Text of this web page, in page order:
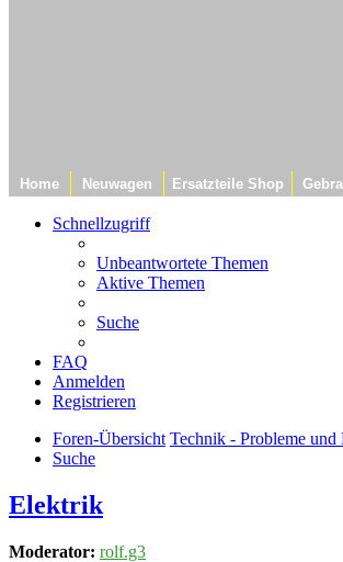
Home Neuwagen Ersatzteile Shop
Schnellzugriff
Unbeantwortete Themen
Aktive Themen
Suche
FAQ
Anmelden
Registrieren
Foren-Übersicht Technik - Probleme und
Suche
Elektrik
Moderator: rolf.g3